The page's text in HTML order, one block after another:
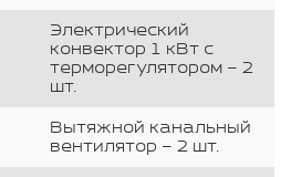
Электрический
конвектор 1 кВт с
терморегулятором – 2
шт.
Вытяжной канальный
вентилятор – 2 шт.